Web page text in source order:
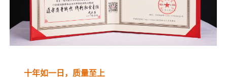
十年如一日，质量至上